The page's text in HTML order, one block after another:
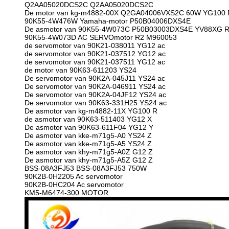
Q2AA05020DCS2C Q2AA05020DCS2C
De motor van kg-m4882-00X Q2GA04006VXS2C 60W YG100
90K55-4W476W Yamaha-motor P50B04006DXS4E
De asmotor van 90K55-4W073C P50B03003DXS4E YV88XG R
90K55-4W073D AC SERVOmotor R2 M960053
de servomotor van 90K21-038011 YG12 ac
de servomotor van 90K21-037512 YG12 ac
de servomotor van 90K21-037511 YG12 ac
de motor van 90K63-611203 YS24
De servomotor van 90K2A-045J11 YS24 ac
De servomotor van 90K2A-046911 YS24 ac
De servomotor van 90K2A-04JF12 YS24 ac
De servomotor van 90K63-331H25 YS24 ac
De asmotor van kg-m4882-11X YG100 R
de asmotor van 90K63-511403 YG12 X
De asmotor van 90K63-611F04 YG12 Y
De asmotor van kke-m71g5-A0 YS24 Z
De asmotor van kke-m71g5-A5 YS24 Z
De asmotor van khy-m71g5-A0Z G12 Z
De asmotor van khy-m71g5-A5Z G12 Z
BSS-08A3FJ53 BSS-08A3FJ53 750W
90K2B-0H2205 Ac servomotor
90K2B-0HC204 Ac servomotor
KM5-M6474-300 MOTOR